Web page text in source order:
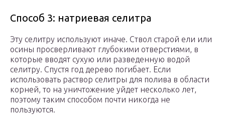
Способ 3: натриевая селитра
Эту селитру используют иначе. Ствол старой ели или
осины просверливают глубокими отверстиями, в
которые вводят сухую или разведенную водой
селитру. Спустя год дерево погибает. Если
использовать раствор селитры для полива в области
корней, то на уничтожение уйдет несколько лет,
поэтому таким способом почти никогда не
пользуются.